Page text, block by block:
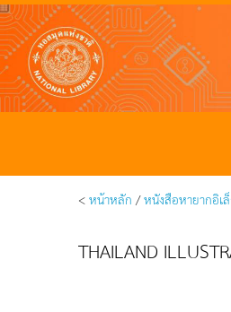
<หน้าหลัก /หนังสือหายากอิเ
THAILAND